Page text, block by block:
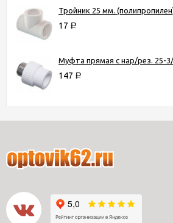
Тройник 25 мм.
17 Р
Муфта прямая с нар/рез. 25-
147 Р